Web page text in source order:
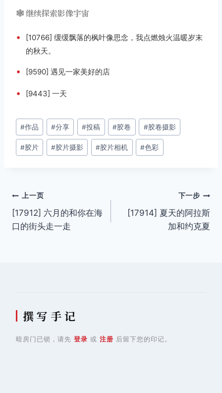
🕸️ 继续探索影像宇宙
•
[10766] 缓缓飘落的枫叶像思念，我点燃烛火温暖岁末
的秋天。
• [9590] 遇见一家美好的店
• [9443] 一天
文
章
标
#作品 #分享 #投稿 #胶卷 #胶卷摄影
#胶片 #胶片摄影 #胶片相机 #色彩
文
章
上一页
[17912] 六月的和你在海
口的街头走一走
下一步
[17914] 夏天的阿拉斯
加和约克夏
撰 写 手 记
暗房门已锁，请先 登录 或 注册 后留下您的印记。